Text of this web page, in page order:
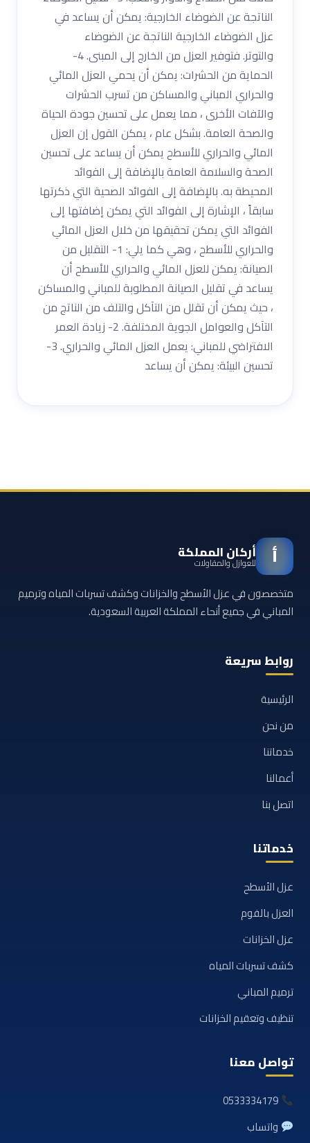
الناتجة عن الضوضاء الخارجية: يمكن أن يساعد في
عزل الضوضاء الخارجية الناتجة عن الضوضاء
والتوتر. فتوفير العزل من الخارج إلى المبنى. 4-
الحماية من الحشرات: يمكن أن يحمي العزل المائي
والحراري المباني والمساكن من تسرب الحشرات
والآفات الأخرى ، مما يعمل على تحسين جودة الحياة
والصحة العامة. بشكل عام ، يمكن القول إن العزل
المائي والحراري للأسطح يمكن أن يساعد على تحسين
الصحة والسلامة العامة بالإضافة إلى الفوائد
المحيطة به. بالإضافة إلى الفوائد الصحية التي ذكرتها
سابقاً ، الإشارة إلى الفوائد التي يمكن إضافتها إلى
الفوائد التي يمكن تحقيقها من خلال العزل المائي
والحراري للأسطح ، وهي كما يلي: 1- التقليل من
الصيانة: يمكن للعزل المائي والحراري للأسطح أن
يساعد في تقليل الصيانة المطلوبة للمباني والمساكن
، حيث يمكن أن تقلل من التآكل والتلف من الناتج من
التآكل والعوامل الجوية المختلفة. 2- زيادة العمر
الافتراضي للمباني: يعمل العزل المائي والحراري. 3-
تحسين البيئة: يمكن أن يساعد
أ أركان المملكة
للعوازل والمقاولات
متخصصون في عزل الأسطح والخزانات وكشف تسربات المياه وترميم
المباني في جميع أنحاء المملكة العربية السعودية.
روابط سريعة
الرئيسية
من نحن
خدماتنا
أعمالنا
اتصل بنا
خدماتنا
عزل الأسطح
العزل بالفوم
عزل الخزانات
كشف تسربات المياه
ترميم المباني
تنظيف وتعقيم الخزانات
تواصل معنا
0533334179
واتساب